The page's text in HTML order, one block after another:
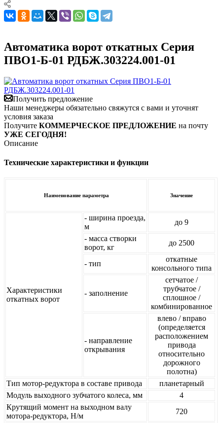
Автоматика ворот откатных Серия
ПВО1-Б-01 РДБЖ.303224.001-01
Получить предложение
Наши менеджеры обязательно свяжутся с вами и уточнят
условия заказа
Получите КОММЕРЧЕСКОЕ ПРЕДЛОЖЕНИЕ на почту
УЖЕ СЕГОДНЯ!
Описание
Технические характеристики и функции
Наименование параметра Значение
Характеристики
откатных ворот
- ширина проезда,
м
до 9
- масса створки
ворот, кг
до 2500
- тип
откатные
консольного типа
- заполнение
сетчатое /
трубчатое /
сплошное /
комбинированное
- направление
открывания
влево / вправо
(определяется
расположением
привода
относительно
дорожного
полотна)
Тип мотор-редуктора в составе привода
планетарный
Модуль выходного зубчатого колеса, мм
4
Крутящий момент на выходном валу
мотора-редуктора, Н/м
720